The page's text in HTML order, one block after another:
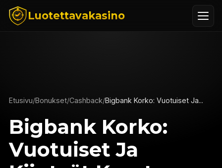
Luotettavakasino
Etusivu/Bonukset/Cashback/Bigbank Korko: Vuotuiset Ja...
Bigbank Korko:
Vuotuiset Ja